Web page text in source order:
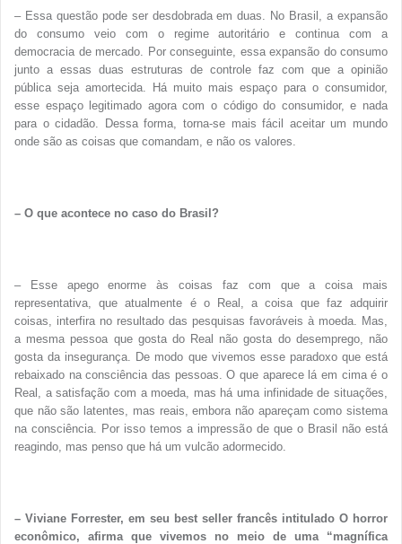
– Essa questão pode ser desdobrada em duas. No Brasil, a expansão
do consumo veio com o regime autoritário e continua com a
democracia de mercado. Por conseguinte, essa expansão do consumo
junto a essas duas estruturas de controle faz com que a opinião
pública seja amortecida. Há muito mais espaço para o consumidor,
esse espaço legitimado agora com o código do consumidor, e nada
para o cidadão. Dessa forma, torna-se mais fácil aceitar um mundo
onde são as coisas que comandam, e não os valores.
– O que acontece no caso do Brasil?
– Esse apego enorme às coisas faz com que a coisa mais
representativa, que atualmente é o Real, a coisa que faz adquirir
coisas, interfira no resultado das pesquisas favoráveis à moeda. Mas,
a mesma pessoa que gosta do Real não gosta do desemprego, não
gosta da insegurança. De modo que vivemos esse paradoxo que está
rebaixado na consciência das pessoas. O que aparece lá em cima é o
Real, a satisfação com a moeda, mas há uma infinidade de situações,
que não são latentes, mas reais, embora não apareçam como sistema
na consciência. Por isso temos a impressão de que o Brasil não está
reagindo, mas penso que há um vulcão adormecido.
– Viviane Forrester, em seu best seller francês intitulado O horror
econômico, afirma que vivemos no meio de uma “magnífica